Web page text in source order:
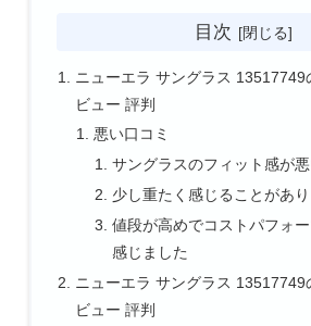
目次
ニューエラ サングラス 13517749
ビュー 評判
悪い口コミ
サングラスのフィット感が
少し重たく感じることがあ
値段が高めでコストパフォ
感じました
ニューエラ サングラス 13517749
ビュー 評判